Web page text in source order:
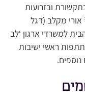
ובזרועות
מקלב (דגל
למשרדי ארגון ‘לב
ראשי ישיבות
נוספים.